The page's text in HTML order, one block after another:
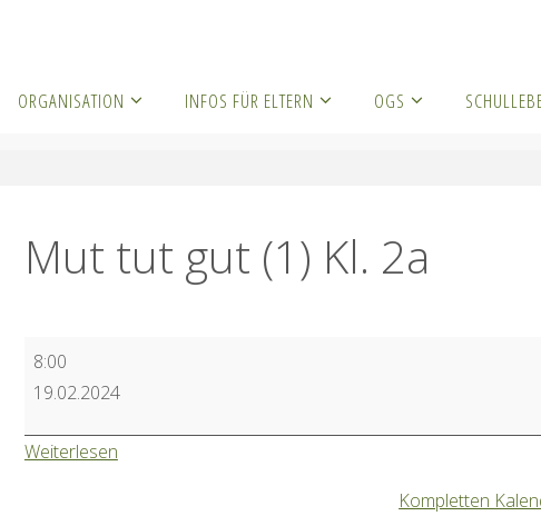
ORGANISATION INFOS FÜR ELTERN OGS
Mut tut gut (1) Kl. 2a
Mut
tut
(1)
8:00
19.02.2024
Weiterlesen
Kompletten